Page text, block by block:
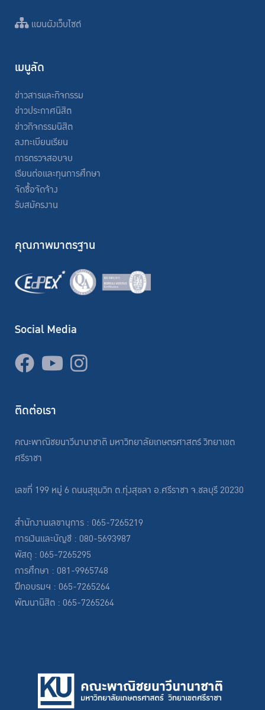
แผนผังเว็บไซต์
เมนูลัด
ข่าวสารและกิจกรรม
ข่าวประกาศนิสิต
ข่าวกิจกรรมนิสิต
ลงทะเบียนเรียน
การตรวจสอบจบ
เรียนต่อและทุนการศึกษา
จัดซื้อจัดจ้าง
รับสมัครงาน
คุณภาพมาตรฐาน
Social Media
ติดต่อเรา
คณะพาณิชยนาวีนานาชาติ มหาวิทยาลัยเกษตรศาสตร์ วิทยาเขต
ศรีราชา
เลขที่ 199 หมู่ 6 ถนนสุขุมวิท ต.ทุ่งสุขลา อ.ศรีราชา จ.ชลบุรี 20230
สำนักงานเลขานุการ : 065-7265219
การเงินและบัญชี : 080-5693987
พัสดุ : 065-7265295
การศึกษา : 081-9965748
ฝึกอบรมฯ : 065-7265264
พัฒนานิสิต : 065-7265264